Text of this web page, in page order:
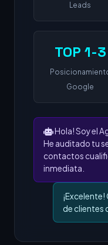
Leads
TOP 1-3
Google
Hola! Soy el
He auditado tu
contactos
inmediata.
de clientes